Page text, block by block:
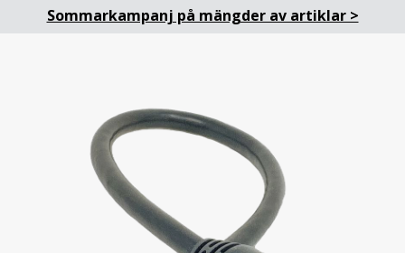
Sommarkampanj på mängder av artiklar >